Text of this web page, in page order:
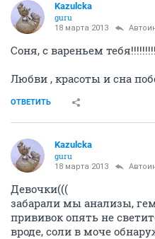
Kazulcka
guru
18 марта 2013
Соня, с вареньем
Любви , красоты и сна
ОТВЕТИТЬ
Kazulcka
guru
18 марта 2013
Девочки(((
забарали мы анализы,
прививок опять не
вроде, соли в моче